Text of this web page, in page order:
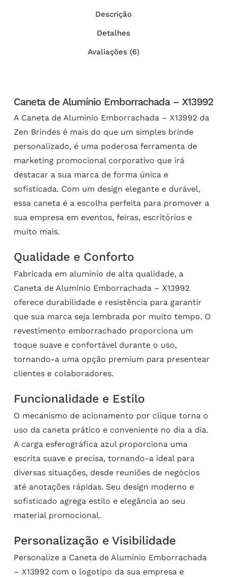
Descrição
Detalhes
Avaliações (6)
Caneta de Alumínio Emborrachada – X13992
A Caneta de Alumínio Emborrachada – X13992 da
Zen Brindes é mais do que um simples brinde
personalizado, é uma poderosa ferramenta de
marketing promocional corporativo que irá
destacar a sua marca de forma única e
sofisticada. Com um design elegante e durável,
essa caneta é a escolha perfeita para promover a
sua empresa em eventos, feiras, escritórios e
muito mais.
Qualidade e Conforto
Fabricada em alumínio de alta qualidade, a
Caneta de Alumínio Emborrachada – X13992
oferece durabilidade e resistência para garantir
que sua marca seja lembrada por muito tempo. O
revestimento emborrachado proporciona um
toque suave e confortável durante o uso,
tornando-a uma opção premium para presentear
clientes e colaboradores.
Funcionalidade e Estilo
O mecanismo de acionamento por clique torna o
uso da caneta prático e conveniente no dia a dia.
A carga esferográfica azul proporciona uma
escrita suave e precisa, tornando-a ideal para
diversas situações, desde reuniões de negócios
até anotações rápidas. Seu design moderno e
sofisticado agrega estilo e elegância ao seu
material promocional.
Personalização e Visibilidade
Personalize a Caneta de Alumínio Emborrachada
– X13992 com o logotipo da sua empresa e